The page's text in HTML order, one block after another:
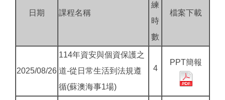
日期 課程名稱
練
時
數
檔案下載
2025/08/26
114年資安與個資保護之
道-從日常生活到法規遵
循(蘇澳海事1場)
4
PPT簡報